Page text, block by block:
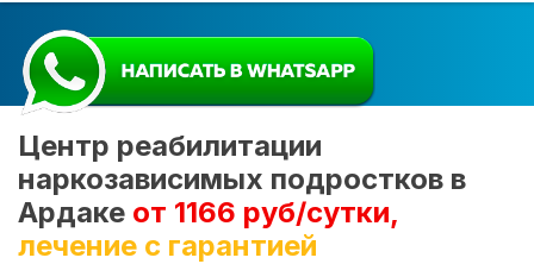
Центр реабилитации
наркозависимых подростков в
Ардаке от 1166 руб/сутки,
лечение с гарантией